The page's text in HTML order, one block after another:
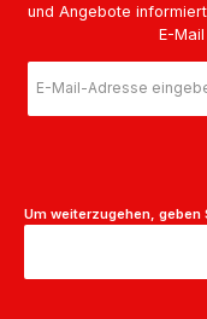
und Angebote
E-
Mail-
Um weiterzugehen,